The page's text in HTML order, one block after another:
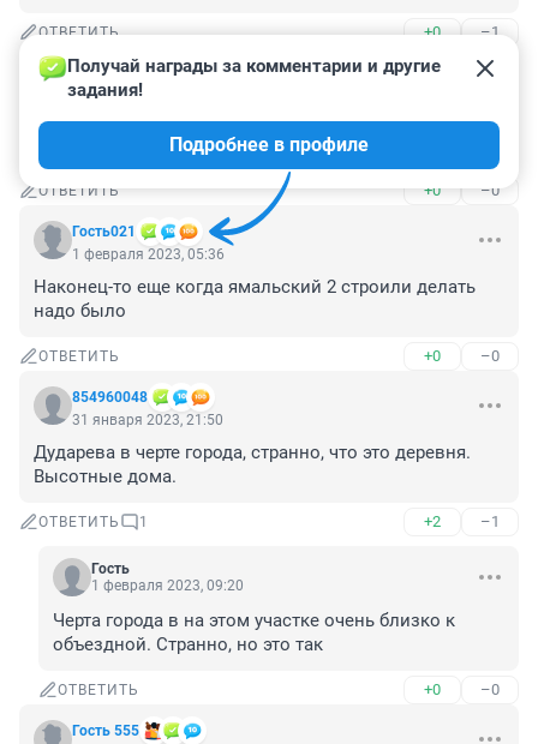
ОТВЕТИТЬ +0 –1
Гость
1 февраля 2023, 06:49
Лучше сделайте заезд с уездной к новым жк, через
них можно и в Дударево заехать.
ОТВЕТИТЬ +0 –0
Гость021
Получай награды за комментарии и другие
задания!
Подробнее в профиле
1 февраля 2023, 05:36
Наконец-то еще когда ямальский 2 строили делать
надо было
ОТВЕТИТЬ +0 –0
854960048
31 января 2023, 21:50
Дударева в черте города, странно, что это деревня.
Высотные дома.
ОТВЕТИТЬ 1 +2 –1
Гость
1 февраля 2023, 09:20
Черта города в на этом участке очень близко к
объездной. Странно, но это так
ОТВЕТИТЬ +0 –0
Гость 555